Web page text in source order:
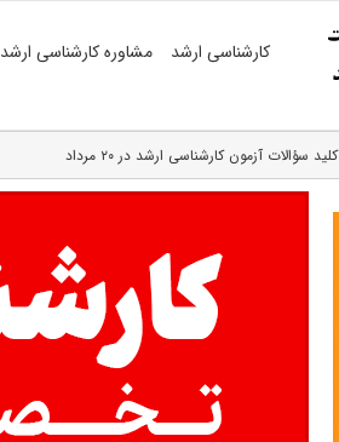
کارشناسی ارشد مشاوره کارشناسی ارشد
سؤالات آزمون کارشناسی ارشد در ۲۰ مرداد